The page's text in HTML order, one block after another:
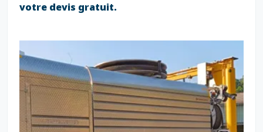
votre devis gratuit.